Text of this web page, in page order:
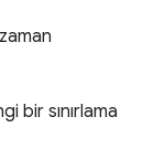
bir sınırlama